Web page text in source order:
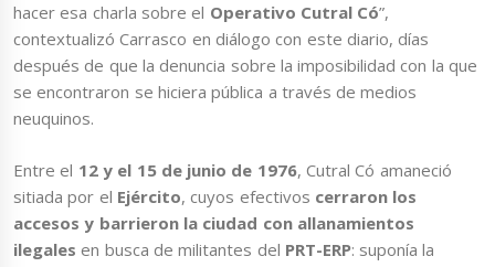
hacer esa charla sobre el Operativo Cutral Có”,
contextualizó Carrasco en diálogo con este diario, días
después de que la denuncia sobre la imposibilidad con la que
se encontraron se hiciera pública a través de medios
neuquinos.
Entre el 12 y el 15 de junio de 1976, Cutral Có amaneció
sitiada por el Ejército, cuyos efectivos cerraron los
accesos y barrieron la ciudad con allanamientos
ilegalesen busca de militantes del PRT-ERP: suponía la